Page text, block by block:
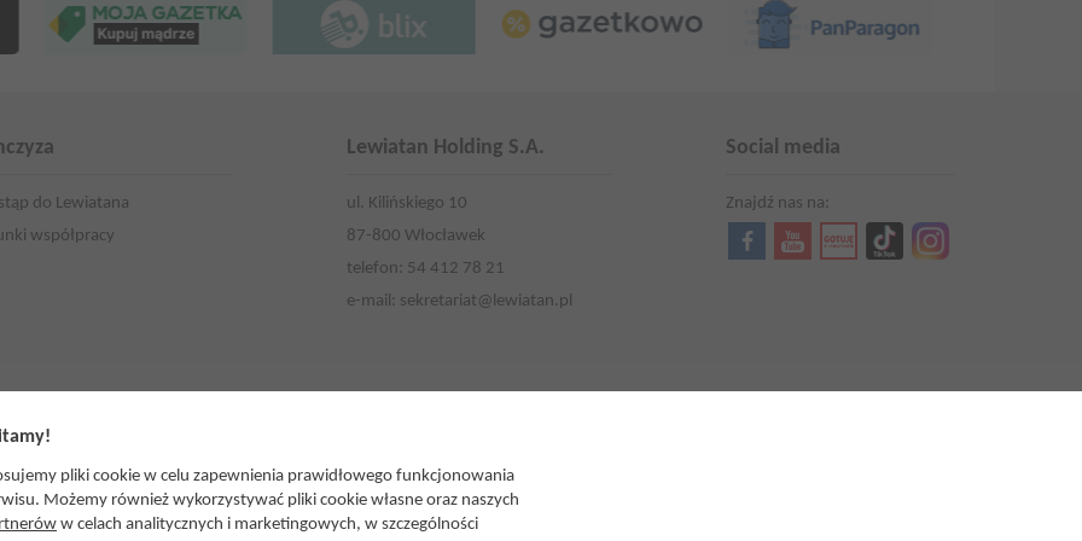
do Lewiatana
współpracy
Lewiatan Holding S.A.
ul. Kilińskiego 10
87-800 Włocławek
telefon: 54 412 78 21
e-mail: sekretariat@lewiatan.pl
Social media
Znajdź nas na:
Lublin (Stowarzyszenie Razem)
Małopolska
Lewiatan Podlasie
Lewiatan Północ
pliki cookie w celu zapewnienia prawidłowego funkcjonowania
Możemy również wykorzystywać pliki cookie własne oraz naszych
w celach analitycznych i marketingowych, w szczególności